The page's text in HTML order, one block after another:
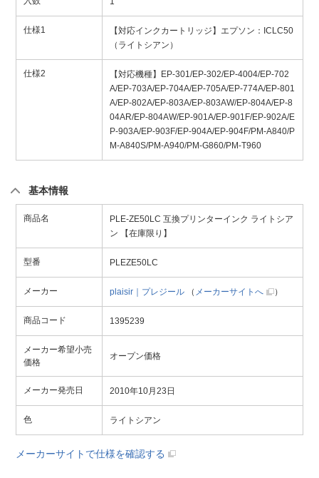
仕様1
【対応インクカートリッジ】エプソン：ICLC50
（ライトシアン）
仕様2
【対応機種】EP-301/EP-302/EP-4004/EP-702
A/EP-703A/EP-704A/EP-705A/EP-774A/EP-801
A/EP-802A/EP-803A/EP-803AW/EP-804A/EP-8
04AR/EP-804AW/EP-901A/EP-901F/EP-902A/E
P-903A/EP-903F/EP-904A/EP-904F/PM-A840/P
M-A840S/PM-A940/PM-G860/PM-T960
基本情報
商品名
PLE-ZE50LC 互換プリンターインク ライトシア
ン 【在庫限り】
型番 PLEZE50LC
メーカー plaisir｜プレジール （ メーカーサイトへ ）
商品コード 1395239
メーカー希望小売
価格
オープン価格
メーカー発売日 2010年10月23日
色 ライトシアン
メーカーサイトで仕様を確認する